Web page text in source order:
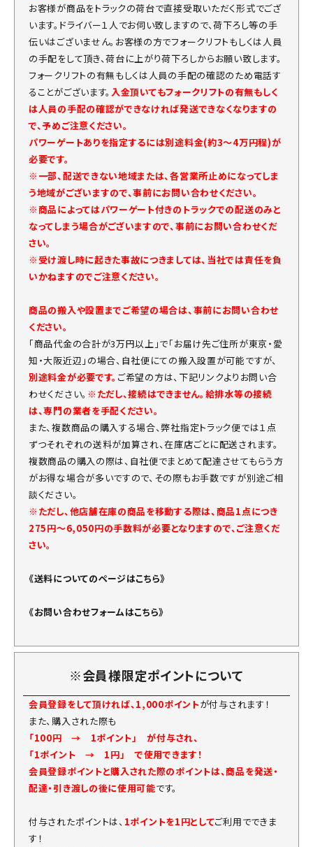
お客様が商品をトラックの荷台で直接受取いただく形式でござ
います。ドライバー１人でお伺い致しますので、荷下ろし等の手
伝いはございません。お客様の方でフォークリフトもしくは人員
の手配をして頂き、荷台に上がり荷下ろしからお願い致します。
フォークリフトの有無もしくは人員の手配の確認のため電話す
ることがございます。 入金頂いてもフォークリフトの有無もしく
は人員の手配の確認ができなければ発送できなくなりますの
で、予めご注意ください。
パワーゲートありを指定するには別途料金(約3～4万円程)が
必要です。
※一部、配送できない地域または、各営業所止めになってしま
う地域がございますので、事前にお問い合わせください。
※商品によってはパワーゲート付きのトラックでの配送のみと
なってしまう場合がございますので、事前にお問い合わせくだ
さい。
※受け渡し時に起きた事故につきましては、当社では責任を負
いかねますのでご注意ください。
商品の搬入や設置までご希望の場合は、事前にお問い合わせ
ください。
「商品代金の合計が3万円以上」で「お届け先ご住所が東京・愛
知・大阪近辺」の場合、自社便にての搬入設置が可能ですが、
別途料金が必要です。 ご希望の方は、下記リンクよりお問い合
わせください。 ※ただし、接続はできません。給排水等の接続
は、専門の業者を手配ください。
また、複数商品の購入する場合、弊社指定トラック便では１点
ずつそれぞれの送料が加算され、在庫店ごとに配送されます。
複数商品の購入の際は、自社便でまとめて配達させてもらう方
がお得な場合が多いですので、その際もお手数ですが別途ご相
談ください。
※ただし、他店舗在庫の商品を移動する際は、商品1点につき
275円～6,050円の手数料が必要となりますので、ご注意くだ
さい。
《送料についてのページはこちら》
《お問い合わせフォームはこちら》
※会員様限定ポイントについて
会員登録をして頂ければ、1,000ポイントが付与されます！
また、購入された際も
「100円 → 1ポイント」 が付与され、
「1ポイント → 1円」 で使用できます！
会員登録ポイントと購入された際のポイントは、商品を発送・
配達・引き渡しの後に使用可能です。
付与されたポイントは、 1ポイントを1円としてご利用でできま
す！